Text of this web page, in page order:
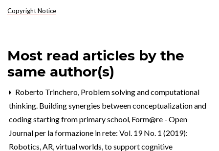
Copyright Notice
Most read articles by the
same author(s)
Roberto Trinchero, Problem solving and computational
thinking. Building synergies between conceptualization and
coding starting from primary school, Form@re - Open
Journal per la formazione in rete: Vol. 19 No. 1 (2019):
Robotics, AR, virtual worlds, to support cognitive